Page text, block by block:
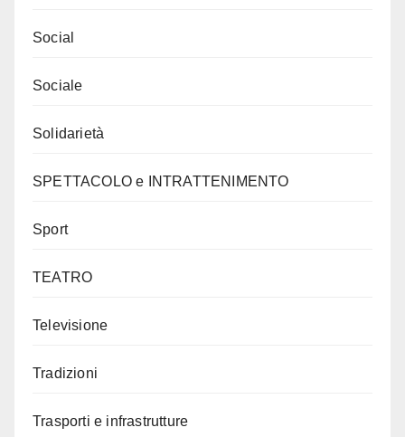
Social
Sociale
Solidarietà
SPETTACOLO e INTRATTENIMENTO
Sport
TEATRO
Televisione
Tradizioni
Trasporti e infrastrutture